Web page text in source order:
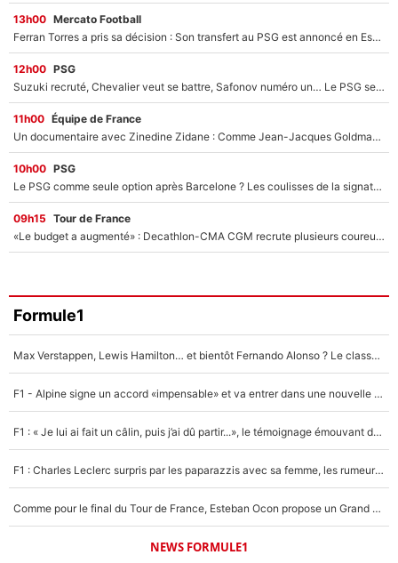
13h00 Mercato Football
Ferran Torres a pris sa décision : Son transfert au PSG est annoncé en Espagne !
12h00 PSG
Suzuki recruté, Chevalier veut se battre, Safonov numéro un… Le PSG se lance encore dans un gros chantier pour le poste de gardien de but
11h00 Équipe de France
Un documentaire avec Zinedine Zidane : Comme Jean-Jacques Goldman et Mylène Farmer, le nouveau sélectionneur de l'équipe de France a recalé une journaliste très connue
10h00 PSG
Le PSG comme seule option après Barcelone ? Les coulisses de la signature historique de Lionel Messi sont révélées au grand jour !
09h15 Tour de France
«Le budget a augmenté» : Decathlon-CMA CGM recrute plusieurs coureurs pour offrir à Paul Seixas une équipe pour gagner le Tour de France 2027
Formule1
Max Verstappen, Lewis Hamilton… et bientôt Fernando Alonso ? Le classement des pilotes les mieux payés en Formule 1 risque de changer !
F1 - Alpine signe un accord «impensable» et va entrer dans une nouvelle dimension : Grande nouvelle pour Pierre Gasly !
F1 : « Je lui ai fait un câlin, puis j’ai dû partir...», le témoignage émouvant de Max Verstappen sur sa fille
F1 : Charles Leclerc surpris par les paparazzis avec sa femme, les rumeurs étaient vraies !
Comme pour le final du Tour de France, Esteban Ocon propose un Grand Prix de Formule 1 à Paris : «Autour de l’Arc de Triomphe, ce serait génial» !
NEWS FORMULE1